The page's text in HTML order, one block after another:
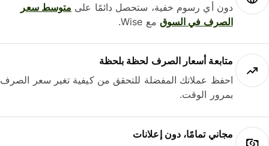
دون أي رسوم خفية، ستحصل دائمًا علىمتوسط ​​سعر
الصرف في السوقمع Wise.
متابعة أسعار الصرف لحظة بلحظة
احفظ عملاتك المفضلة للتحقق من كيفية تغير سعر الصرف
بمرور الوقت.
مجاني تمامًا، دون إعلانات